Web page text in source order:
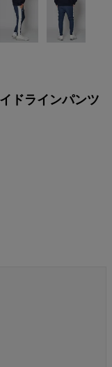
ドラインパンツ